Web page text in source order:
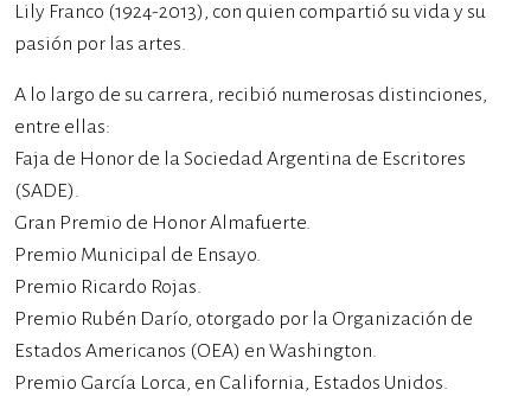
Lily Franco (1924-2013), con quien compartió su vida y su
pasión por las artes.
A lo largo de su carrera, recibió numerosas distinciones,
entre ellas:
Faja de Honor de la Sociedad Argentina de Escritores
(SADE).
Gran Premio de Honor Almafuerte.
Premio Municipal de Ensayo.
Premio Ricardo Rojas.
Premio Rubén Darío, otorgado por la Organización de
Estados Americanos (OEA) en Washington.
Premio García Lorca, en California, Estados Unidos.